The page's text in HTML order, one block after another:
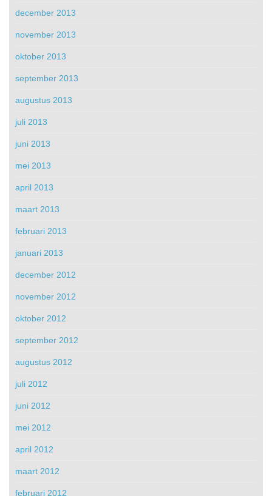
december 2013
november 2013
oktober 2013
september 2013
augustus 2013
juli 2013
juni 2013
mei 2013
april 2013
maart 2013
februari 2013
januari 2013
december 2012
november 2012
oktober 2012
september 2012
augustus 2012
juli 2012
juni 2012
mei 2012
april 2012
maart 2012
februari 2012